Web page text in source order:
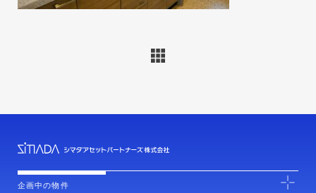
企画中の物件